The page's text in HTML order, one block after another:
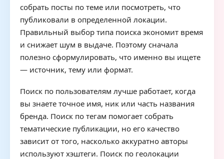
собрать посты по теме или посмотреть, что
публиковали в определенной локации.
Правильный выбор типа поиска экономит время
и снижает шум в выдаче. Поэтому сначала
полезно сформулировать, что именно вы ищете
— источник, тему или формат.
Поиск по пользователям лучше работает, когда
вы знаете точное имя, ник или часть названия
бренда. Поиск по тегам помогает собрать
тематические публикации, но его качество
зависит от того, насколько аккуратно авторы
используют хэштеги. Поиск по геолокации